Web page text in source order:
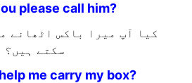
please call him?
کیا آپ میرا باکس اٹھانے
سکتے ہیں؟
me carry my box?